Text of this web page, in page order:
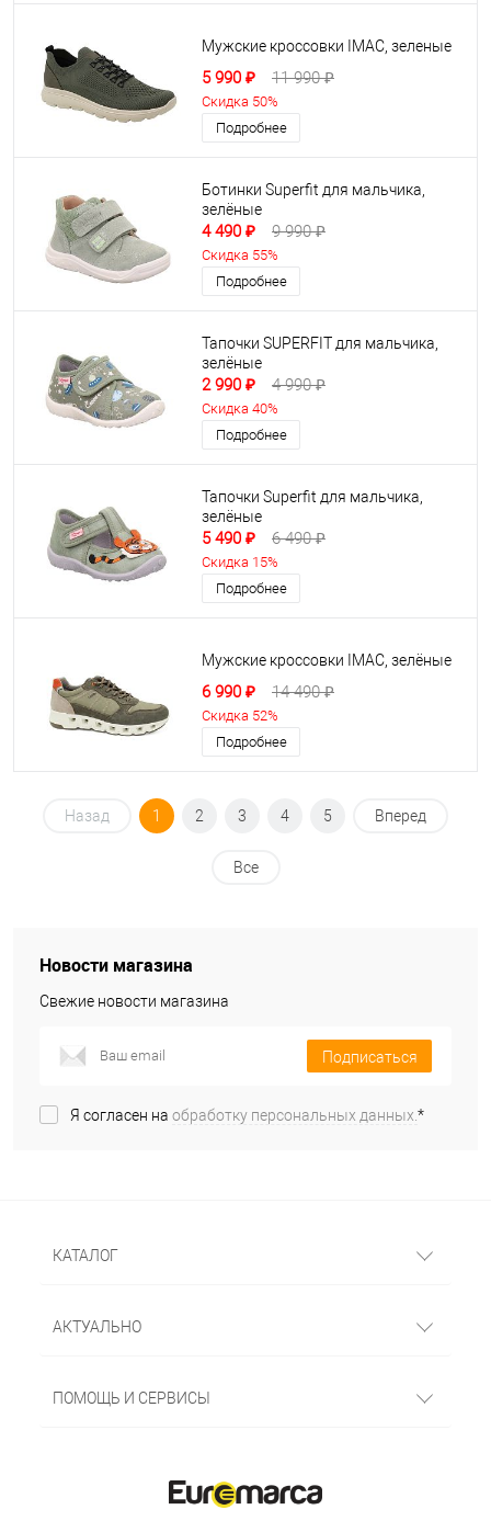
Мужские кроссовки IMAC, зеленые
5 990 ₽ 11 990 ₽
Скидка 50%
Подробнее
Ботинки Superfit для мальчика,
зелёные
4 490 ₽ 9 990 ₽
Скидка 55%
Подробнее
Тапочки SUPERFIT для мальчика,
зелёные
2 990 ₽ 4 990 ₽
Скидка 40%
Подробнее
Тапочки Superfit для мальчика,
зелёные
5 490 ₽ 6 490 ₽
Скидка 15%
Подробнее
Мужские кроссовки IMAC, зелёные
6 990 ₽ 14 490 ₽
Скидка 52%
Подробнее
Назад 1 2 3 4 5 Вперед
Все
Новости магазина
Свежие новости магазина
Подписаться
Я согласен на обработку персональных данных.*
КАТАЛОГ
АКТУАЛЬНО
ПОМОЩЬ И СЕРВИСЫ